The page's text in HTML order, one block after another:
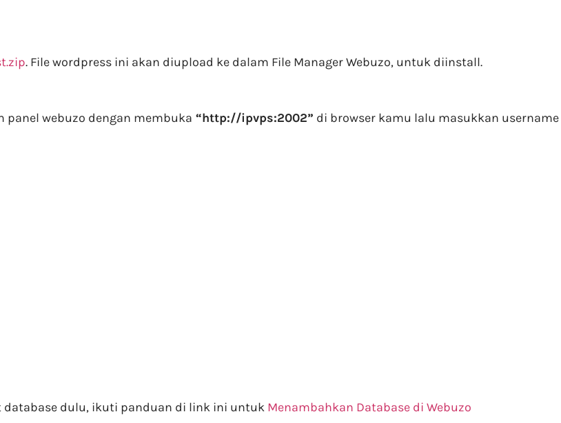
. File wordpress ini akan diupload ke dalam File Manager Webuzo, untuk diinstall.
webuzo dengan membuka “http://ipvps:2002” di browser kamu lalu masukkan username
dulu, ikuti panduan di link ini untuk Menambahkan Database di Webuzo